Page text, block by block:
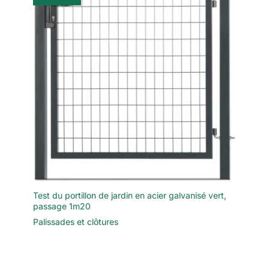
Test du portillon de jardin en acier galvanisé vert,
passage 1m20
Palissades et clôtures